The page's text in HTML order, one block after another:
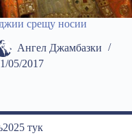
срещу носии
Ангел Джамбазки
05/2017
тук